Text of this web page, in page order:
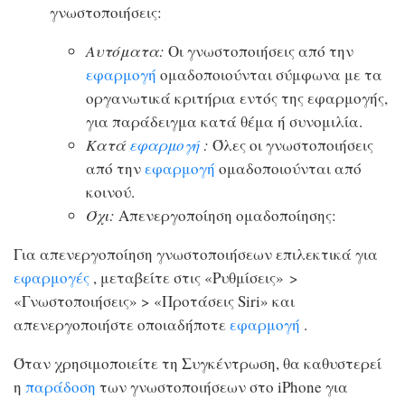
γνωστοποιήσεις:
Αυτόματα: Οι γνωστοποιήσεις από την
εφαρμογή ομαδοποιούνται σύμφωνα με τα
οργανωτικά κριτήρια εντός της εφαρμογής,
για παράδειγμα κατά θέμα ή συνομιλία.
Κατά εφαρμογή : Όλες οι γνωστοποιήσεις
από τηνεφαρμογή ομαδοποιούνται από
κοινού.
Όχι: Απενεργοποίηση ομαδοποίησης:
Για απενεργοποίηση γνωστοποιήσεων επιλεκτικά για
εφαρμογές , μεταβείτε στις «Ρυθμίσεις» >
«Γνωστοποιήσεις» > «Προτάσεις Siri» και
απενεργοποιήστε οποιαδήποτεεφαρμογή .
Όταν χρησιμοποιείτε τη Συγκέντρωση, θα καθυστερεί
η παράδοση των γνωστοποιήσεων στο iPhone για